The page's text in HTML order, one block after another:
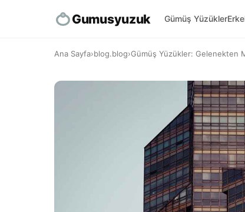
Gumusyuzuk Gümüş Yüzükler
Ana Sayfa›blog.blog›Gümüş Yüzükler: Gelenekten